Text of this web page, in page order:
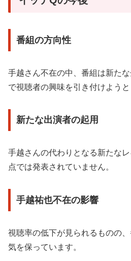
番組の方向性
手越さん不在の中、番組は新た
で視聴者の興味を引き付けようと
新たな出演者の起用
手越さんの代わりとなる新たな
点では発表されていません。
手越祐也不在の影響
視聴率の低下が見られるものの
気を保っています。